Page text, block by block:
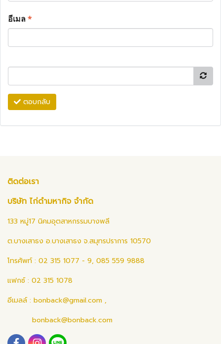
อีเมล*
ตอบกลับ
ติดต่อเรา
บริษัท ไก่ดำมหากิจ จำกัด
133 หมู่17 นิคมอุตสาหกรรมบางพลี
ต.บางเสาธง อ.บางเสาธง จ.สมุทรปราการ 10570
โทรศัพท์ : 02 315 1077 - 9, 085 559 9888
แฟกซ์ : 02 315 1078
อีเมลล์ : bonback@gmail.com ,
bonback@bonback.com